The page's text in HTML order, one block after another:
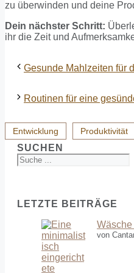
zu überwinden und deine
Dein nächster Schritt:
ihr die Zeit und
Gesunde Mahlzeiten für
Routinen für eine
Entwicklung Produktivität
SUCHEN
LETZTE BEITRÄGE
von